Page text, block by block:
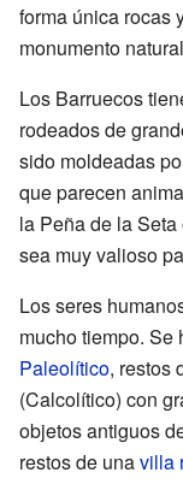
forma única rocas
monumento
Los Barruecos
rodeados de
sido moldeadas
que parecen
la Peña de la
sea muy valioso
Los seres
mucho tiempo. Se
Paleolítico, restos
(Calcolítico) con
objetos antiguos
restos de unavilla